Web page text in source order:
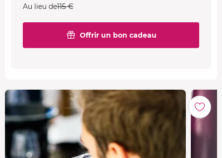
Au lieu de115 €
Offrir un bon cadeau